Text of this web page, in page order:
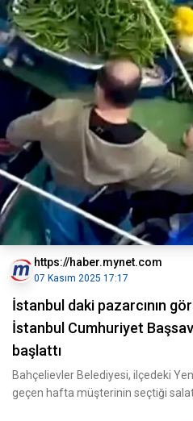
https://haber.mynet.com
07 Kasım 2025 17:17
İstanbul daki pazarcının
İstanbul Cumhuriyet
başlattı
Bahçelievler Belediyesi, ilçedeki
geçen hafta müşterinin seçtiği